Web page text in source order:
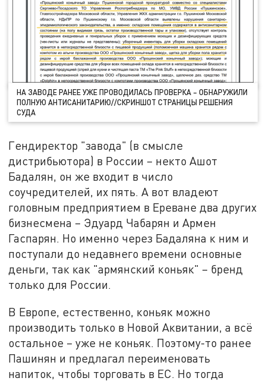
НА ЗАВОДЕ РАНЕЕ УЖЕ ПРОВОДИЛАСЬ ПРОВЕРКА – ОБНАРУЖИЛИ
ПОЛНУЮ АНТИСАНИТАРИЮ//СКРИНШОТ СТРАНИЦЫ РЕШЕНИЯ
СУДА
Гендиректор "завода" (в смысле
дистрибьютора) в России – некто Ашот
Бадалян, он же входит в число
соучредителей, их пять. А вот владеют
головным предприятием в Ереване два других
бизнесмена – Эдуард Чабарян и Армен
Гаспарян. Но именно через Бадаляна к ним и
поступали до недавнего времени основные
деньги, так как "армянский коньяк" – бренд
только для России.
В Европе, естественно, коньяк можно
производить только в Новой Аквитании, а всё
остальное – уже не коньяк. Поэтому-то ранее
Пашинян и предлагал переименовать
напиток, чтобы торговать в ЕС. Но тогда